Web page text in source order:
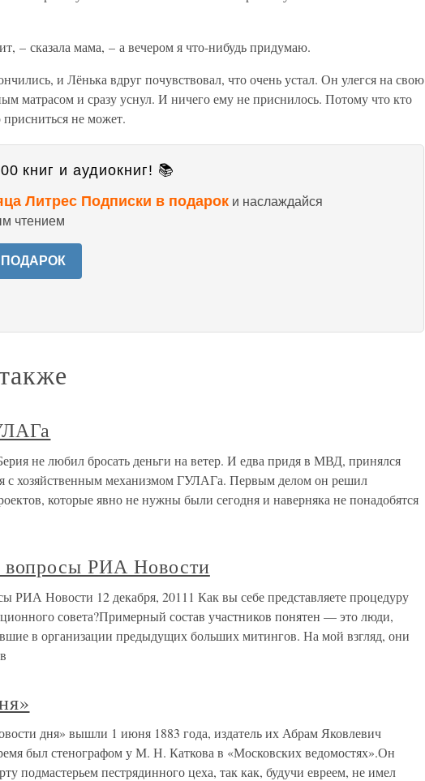
– сказала мама, – а вечером я что-нибудь придумаю.
и Лёнька вдруг почувствовал, что очень устал. Он улегся на свою
матрасом и сразу уснул. И ничего ему не приснилось. Потому что кто
не может.
книг и аудиокниг! 📚
Литрес Подписки в подарок и наслаждайся
чтением
не любил бросать деньги на ветер. И едва придя в МВД, принялся
с хозяйственным механизмом ГУЛАГа. Первым делом он решил
которые явно не нужны были сегодня и наверняка не понадобятся
вопросы РИА Новости
РИА Новости 12 декабря, 20111 Как вы себе представляете процедуру
совета?Примерный состав участников понятен — это люди,
в организации предыдущих больших митингов. На мой взгляд, они
дня» вышли 1 июня 1883 года, издатель их Абрам Яковлевич
был стенографом у М. Н. Каткова в «Московских ведомостях».Он
подмастерьем пестрядинного цеха, так как, будучи евреем, не имел